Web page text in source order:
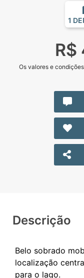
1
Os valores e
Descrição
Belo sobrado
localização
para o lago.